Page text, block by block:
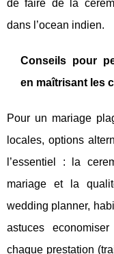
de faire de la
dans l’ocean indien.
Conseils pour
en maîtrisant les
Pour un mariage
locales, options
l’essentiel : la
mariage et la
wedding planner,
astuces
chaque prestation